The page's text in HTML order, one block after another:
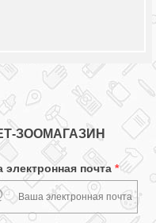
ЗООМАГАЗИН
электронная почта *